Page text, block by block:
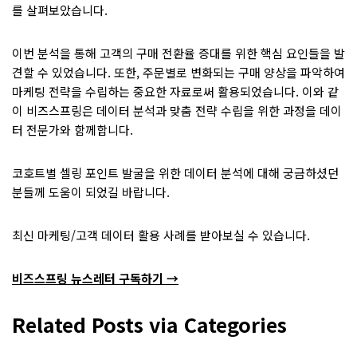
를 살펴보았습니다.
이번 분석을 통해 고객의 구매 전환율 증대를 위한 핵심 요인들을 발
견할 수 있었습니다. 또한, 주문별로 변화되는 구매 양상을 파악하여
마케팅 전략을 수립하는 중요한 자료로써 활용되었습니다. 이와 같
이 비즈스프링은 데이터 분석과 맞춤 전략 수립을 위한 과정을 데이
터 전문가와 함께합니다.
코호트별 셀링 포인트 발굴을 위한 데이터 분석에 대해 궁금하셨던
분들께 도움이 되었길 바랍니다.
최신 마케팅/고객 데이터 활용 사례를 받아보실 수 있습니다.
비즈스프링 뉴스레터 구독하기 →
Related Posts via Categories